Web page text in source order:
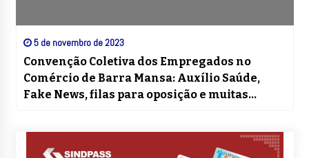
5 de novembro de 2023
Convenção Coletiva dos Empregados no
Comércio de Barra Mansa: Auxílio Saúde,
Fake News, filas para oposição e muitas